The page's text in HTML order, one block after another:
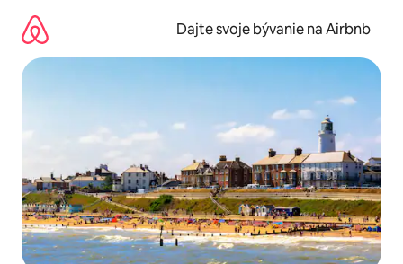
obsah.
Dajte svoje bývanie na Airbnb